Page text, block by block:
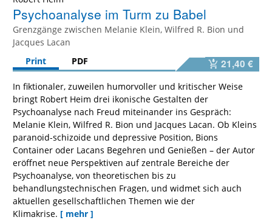
Psychoanalyse im Turm zu Babel
Grenzgänge zwischen Melanie Klein, Wilfred R. Bion und
Jacques Lacan
Print
PDF 21,40 €
In fiktionaler, zuweilen humorvoller und kritischer Weise
bringt Robert Heim drei ikonische Gestalten der
Psychoanalyse nach Freud miteinander ins Gespräch:
Melanie Klein, Wilfred R. Bion und Jacques Lacan. Ob Kleins
paranoid-schizoide und depressive Position, Bions
Container oder Lacans Begehren und Genießen – der Autor
eröffnet neue Perspektiven auf zentrale Bereiche der
Psychoanalyse, von theoretischen bis zu
behandlungstechnischen Fragen, und widmet sich auch
aktuellen gesellschaftlichen Themen wie der
Klimakrise. [ mehr ]